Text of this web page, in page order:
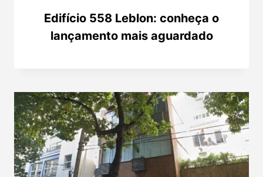
Edifício 558 Leblon: conheça o
lançamento mais aguardado